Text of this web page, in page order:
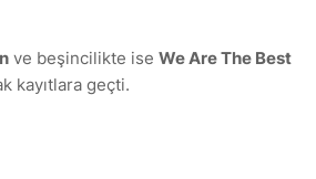
ve beşincilikte ise We Are The Best
kayıtlara geçti.